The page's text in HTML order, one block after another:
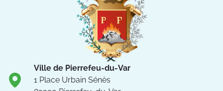
Ville de Pierrefeu-du-Var
1 Place Urbain Sénès